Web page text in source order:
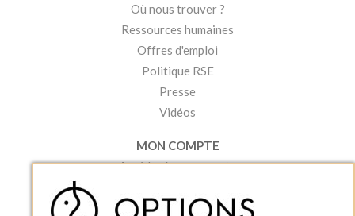
Où nous trouver ?
Ressources humaines
Offres d'emploi
Politique RSE
Presse
Vidéos
MON COMPTE
Accéder à mon compte
Créer un compte